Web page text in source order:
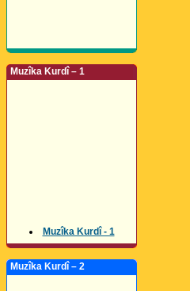
Muzîka Kurdî – 1
Muzîka Kurdî - 1
Muzîka Kurdî – 2